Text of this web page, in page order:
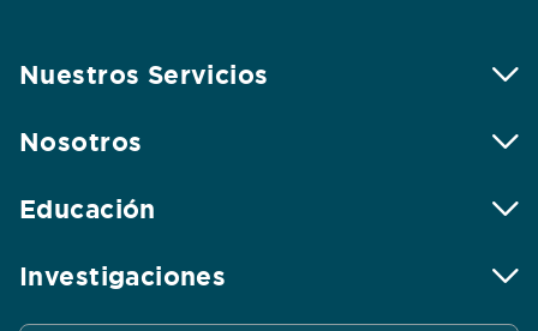
Nuestros Servicios
Nosotros
Educación
Investigaciones